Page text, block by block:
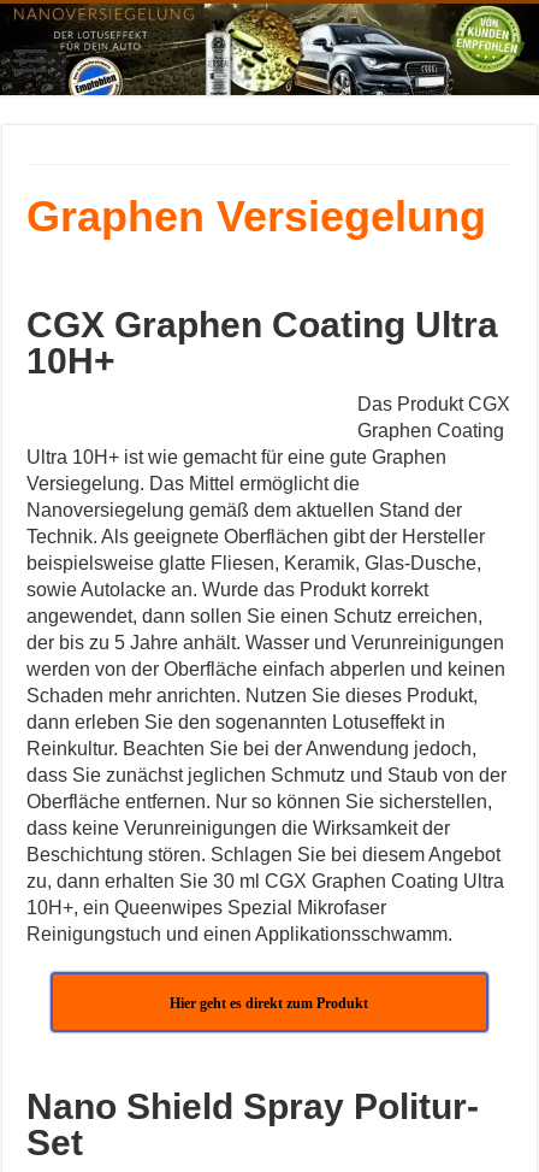
Graphen Versiegelung
CGX Graphen Coating Ultra
10H+
Das Produkt CGX
Graphen Coating
Ultra 10H+ ist wie gemacht für eine gute Graphen
Versiegelung. Das Mittel ermöglicht die
Nanoversiegelung gemäß dem aktuellen Stand der
Technik. Als geeignete Oberflächen gibt der Hersteller
beispielsweise glatte Fliesen, Keramik, Glas-Dusche,
sowie Autolacke an. Wurde das Produkt korrekt
angewendet, dann sollen Sie einen Schutz erreichen,
der bis zu 5 Jahre anhält. Wasser und Verunreinigungen
werden von der Oberfläche einfach abperlen und keinen
Schaden mehr anrichten. Nutzen Sie dieses Produkt,
dann erleben Sie den sogenannten Lotuseffekt in
Reinkultur. Beachten Sie bei der Anwendung jedoch,
dass Sie zunächst jeglichen Schmutz und Staub von der
Oberfläche entfernen. Nur so können Sie sicherstellen,
dass keine Verunreinigungen die Wirksamkeit der
Beschichtung stören. Schlagen Sie bei diesem Angebot
zu, dann erhalten Sie 30 ml CGX Graphen Coating Ultra
10H+, ein Queenwipes Spezial Mikrofaser
Reinigungstuch und einen Applikationsschwamm.
Hier geht es direkt zum Produkt
Nano Shield Spray Politur-
Set